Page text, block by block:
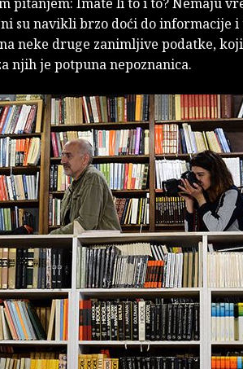
su navikli brzo doći do informacije i
neke druge zanimljive podatke,
njih je potpuna nepoznanica.